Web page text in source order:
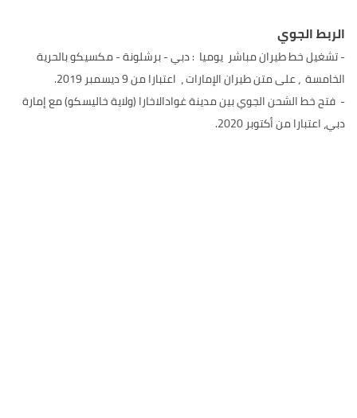
الربط الجوي
- تشغيل خط طيران مباشر يوميا : دبي - برشلونة - مكسيكو بالحرية
الخامسة ، على متن طيران الإمارات ، اعتبارا من 9 ديسمبر 2019.
- فتح خط الشحن الجوي بين مدينة غوادالاخارا (ولاية خاليسكو) مع إمارة
دبي، اعتبارا من أكتوبر 2020.